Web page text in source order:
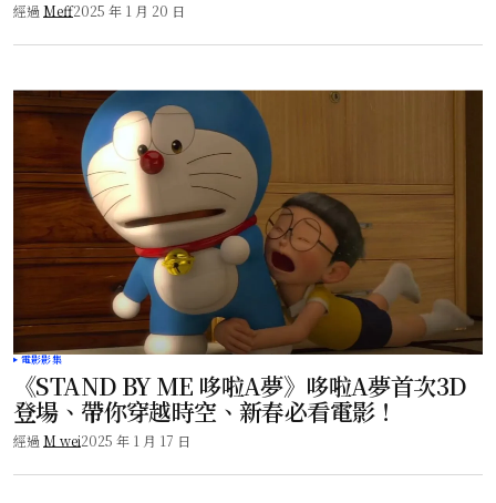
經過 Meff2025 年 1 月 20 日
電影影集
《STAND BY ME 哆啦A夢》哆啦A夢首次3D
登場、帶你穿越時空、新春必看電影！
經過 M wei2025 年 1 月 17 日